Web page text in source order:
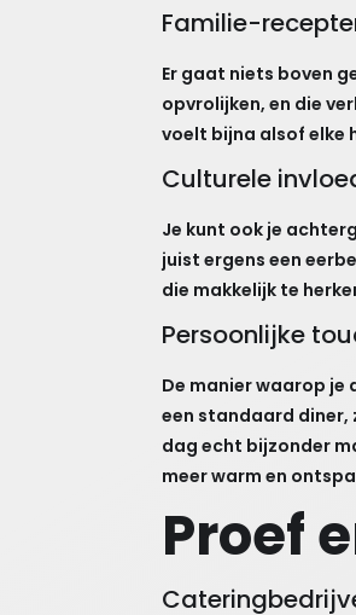
Familie-
Er gaat niets boven
opvrolijken, en die
voelt bijna alsof elke
Culturele
Je kunt ook je
juist ergens een
die makkelijk te
Persoonlijke
De manier waarop je
een standaard diner,
dag echt bijzonder
meer warm en
Proef